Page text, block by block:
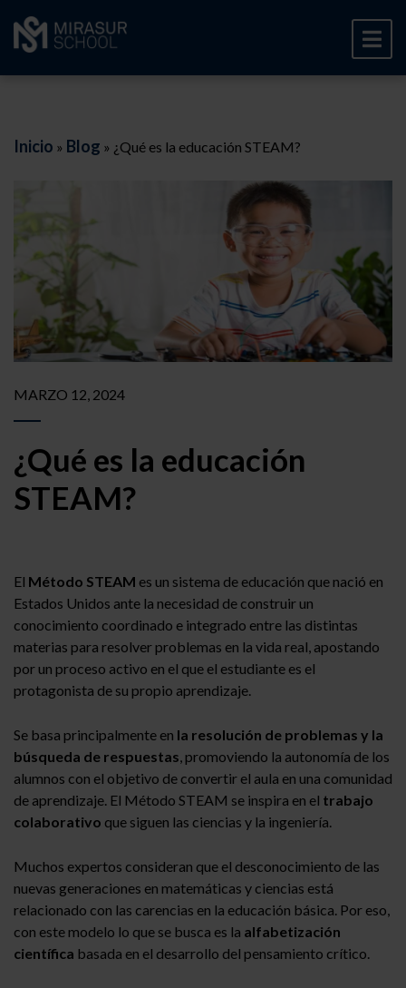
Inicio » Blog » ¿Qué es la educación STEAM?
MARZO 12, 2024
¿Qué es la educación
STEAM?
El Método STEAM es un sistema de educación que nació en
Estados Unidos ante la necesidad de construir un
conocimiento coordinado e integrado entre las distintas
materias para resolver problemas en la vida real, apostando
por un proceso activo en el que el estudiante es el
protagonista de su propio aprendizaje.
Se basa principalmente en la resolución de problemas y la
búsqueda de respuestas, promoviendo la autonomía de los
alumnos con el objetivo de convertir el aula en una comunidad
de aprendizaje. El Método STEAM se inspira en el trabajo
colaborativo que siguen las ciencias y la ingeniería.
Muchos expertos consideran que el desconocimiento de las
nuevas generaciones en matemáticas y ciencias está
relacionado con las carencias en la educación básica. Por eso,
con este modelo lo que se busca es la alfabetización
científica basada en el desarrollo del pensamiento crítico.